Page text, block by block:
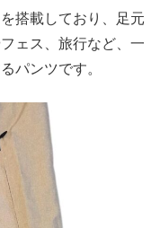
搭載しており、足元
ェス、旅行など、一
パンツです。